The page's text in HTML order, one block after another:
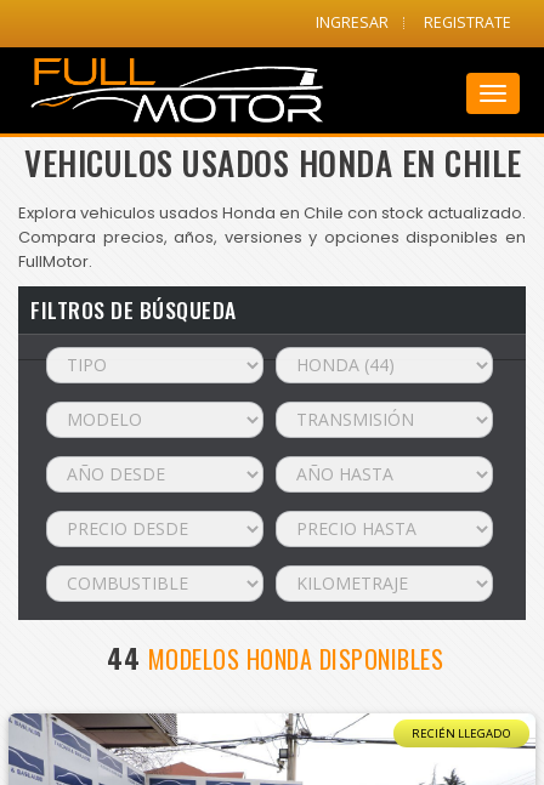
INGRESAR REGISTRATE
VEHICULOS USADOS HONDA EN CHILE
Explora vehiculos usados Honda en Chile con stock actualizado.
Compara precios, años, versiones y opciones disponibles en
FullMotor.
FILTROS DE BÚSQUEDA
44 MODELOS HONDA DISPONIBLES
RECIÉN LLEGADO